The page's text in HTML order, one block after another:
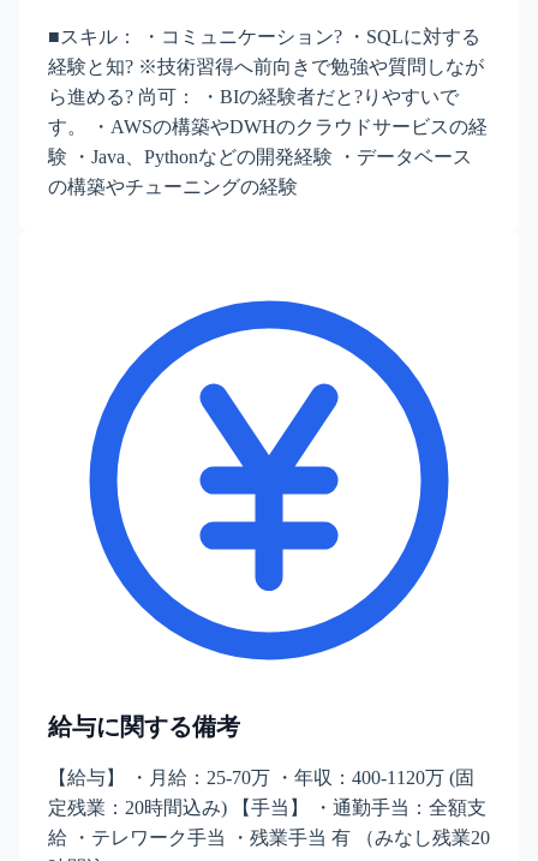
■スキル： ・コミュニケーション? ・SQLに対する
経験と知? ※技術習得へ前向きで勉強や質問しなが
ら進める? 尚可： ・BIの経験者だと?りやすいで
す。 ・AWSの構築やDWHのクラウドサービスの経
験 ・Java、Pythonなどの開発経験 ・データベース
の構築やチューニングの経験
給与に関する備考
【給与】 ・月給：25-70万 ・年収：400-1120万 (固
定残業：20時間込み) 【手当】 ・通勤手当：全額支
給 ・テレワーク手当 ・残業手当 有 （みなし残業20